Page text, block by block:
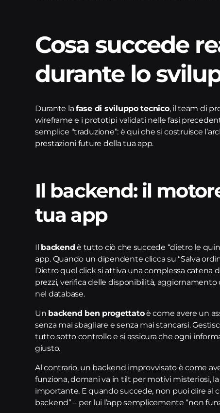
Cosa succede
durante lo
Durante lafase di sviluppo tecnico, il team di
wireframe e i prototipi validati nelle fasi
semplice “traduzione”: è qui che si costruisce
prestazioni future della tua app.
Il backend: il
tua app
Il backend è tutto ciò che succede “dietro le
app. Quando un dipendente clicca su “Salva
Dietro quel click si attiva una complessa catena
prezzi, verifica delle disponibilità,
nel database.
Un backend ben progettatoè come avere un
senza mai sbagliare e senza mai stancarsi.
tutto sotto controllo e si assicura che ogni
giusto.
Al contrario, un backend improvvisato è come
funziona, domani va in tilt per motivi misteriosi,
importante. E quando succede, non puoi dire al
backend” – per lui l’app semplicemente “non